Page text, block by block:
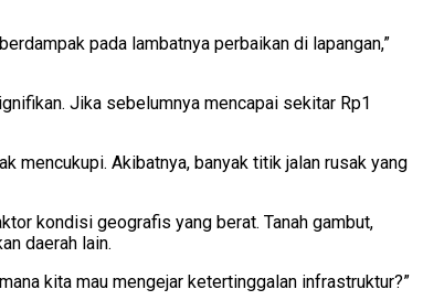
pada lambatnya perbaikan di lapangan,”
Jika sebelumnya mencapai sekitar Rp1
mencukupi. Akibatnya, banyak titik jalan rusak yang
kondisi geografis yang berat. Tanah gambut,
daerah lain.
kita mau mengejar ketertinggalan infrastruktur?”